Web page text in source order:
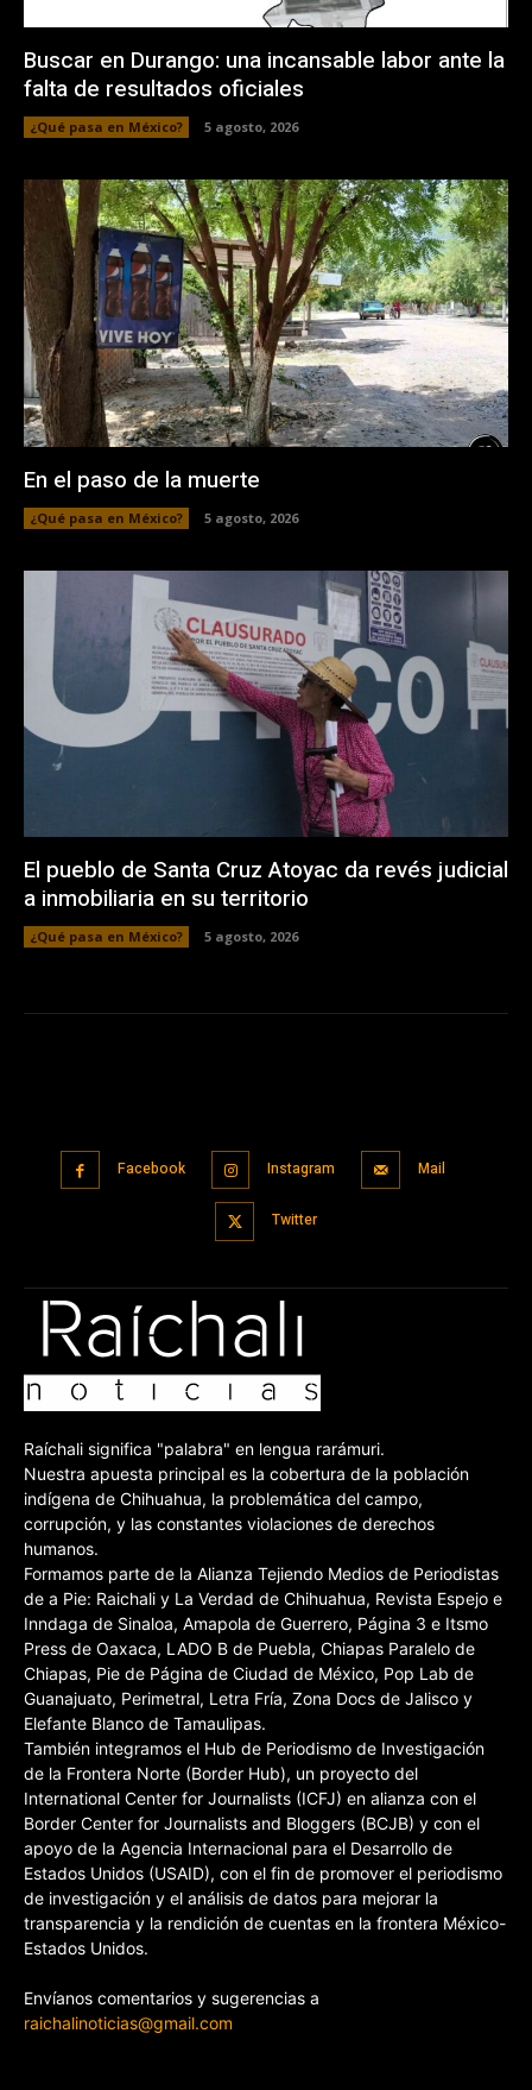
Buscar en Durango: una incansable labor ante la
falta de resultados oficiales
¿Qué pasa en México? 5 agosto, 2026
En el paso de la muerte
¿Qué pasa en México? 5 agosto, 2026
El pueblo de Santa Cruz Atoyac da revés judicial
a inmobiliaria en su territorio
¿Qué pasa en México? 5 agosto, 2026
Facebook Instagram Mail
Twitter
Raíchali significa "palabra" en lengua rarámuri.
Nuestra apuesta principal es la cobertura de la población
indígena de Chihuahua, la problemática del campo,
corrupción, y las constantes violaciones de derechos
humanos.
Formamos parte de la Alianza Tejiendo Medios de Periodistas
de a Pie: Raichali y La Verdad de Chihuahua, Revista Espejo e
Inndaga de Sinaloa, Amapola de Guerrero, Página 3 e Itsmo
Press de Oaxaca, LADO B de Puebla, Chiapas Paralelo de
Chiapas, Pie de Página de Ciudad de México, Pop Lab de
Guanajuato, Perimetral, Letra Fría, Zona Docs de Jalisco y
Elefante Blanco de Tamaulipas.
También integramos el Hub de Periodismo de Investigación
de la Frontera Norte (Border Hub), un proyecto del
International Center for Journalists (ICFJ) en alianza con el
Border Center for Journalists and Bloggers (BCJB) y con el
apoyo de la Agencia Internacional para el Desarrollo de
Estados Unidos (USAID), con el fin de promover el periodismo
de investigación y el análisis de datos para mejorar la
transparencia y la rendición de cuentas en la frontera México-
Estados Unidos.
Envíanos comentarios y sugerencias a
raichalinoticias@gmail.com